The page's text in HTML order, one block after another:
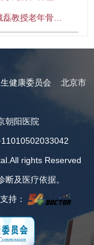
磊教授老年骨…
健康委员会
北京市
朝阳医院
rights Reserved
及医疗依据。
持：